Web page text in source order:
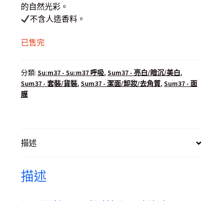
的自然光彩。
不含人造香料。
已售完
分類: Su:m37 - Su:m37 呼吸, Sum37 - 亮白/暗沉/美白,
Sum37 - 套裝/貨裝, Sum37 - 潔面/卸妝/去角質, Sum37 - 面
膜
描述
描述